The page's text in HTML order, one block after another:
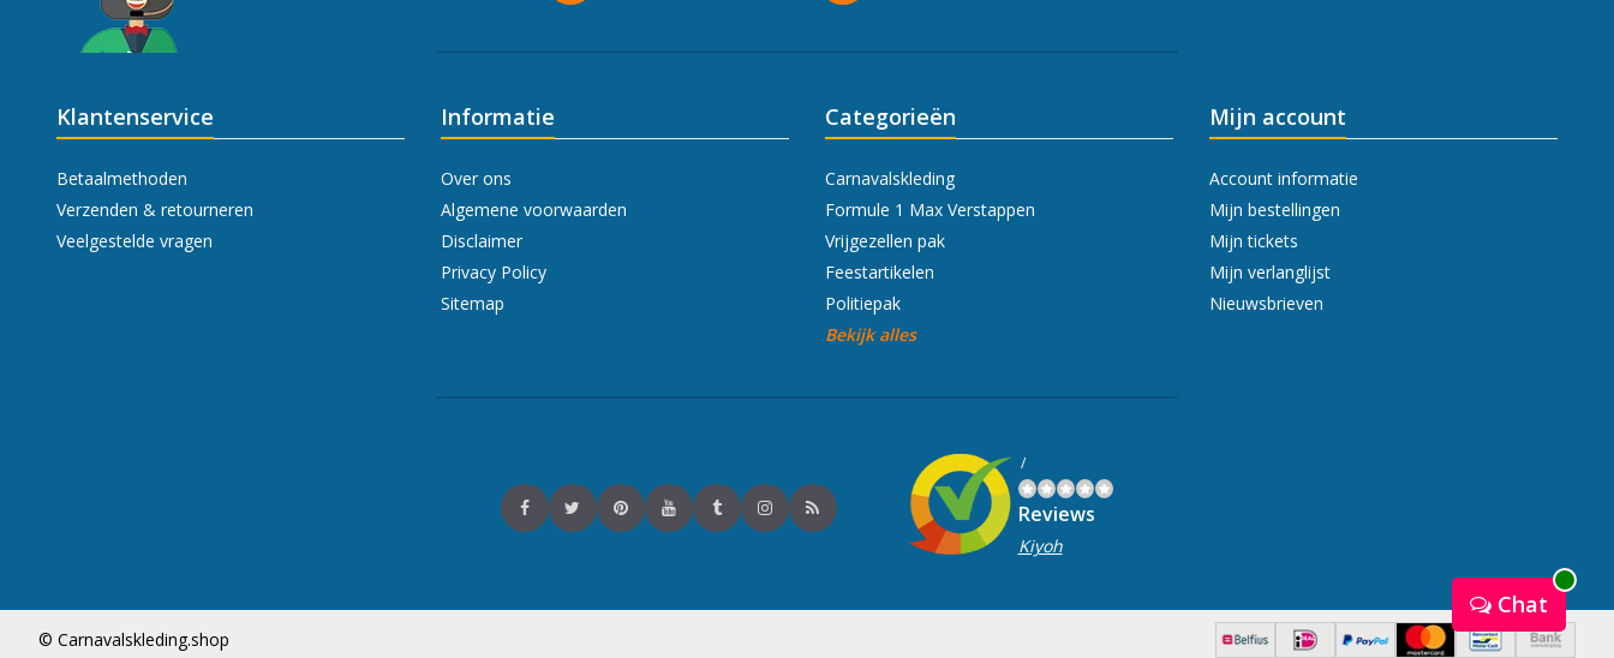
Klantenservice
Betaalmethoden
Verzenden & retourneren
Veelgestelde vragen
Informatie
Over ons
Algemene voorwaarden
Disclaimer
Privacy Policy
Sitemap
Categorieën
Carnavalskleding
Formule 1 Max Verstappen
Vrijgezellen pak
Feestartikelen
Politiepak
Bekijk alles
Mijn account
Account informatie
Mijn bestellingen
Mijn tickets
Mijn verlanglijst
Nieuwsbrieven
/
Reviews
Kiyoh
© Carnavalskleding.shop
Chat